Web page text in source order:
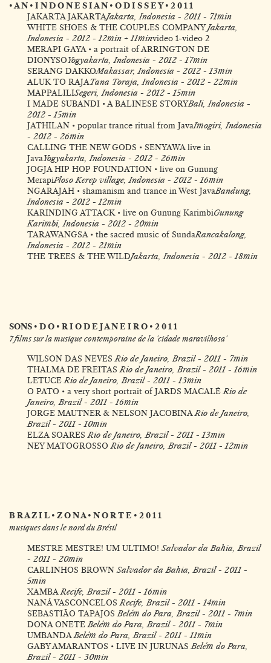
• A N • I N D O N E S I A N • O D I S S E Y • 2 0 1 1
JAKARTA JAKARTAJakarta, Indonesia - 2011 - 71min
WHITE SHOES & THE COUPLES COMPANYJakarta,
Indonesia - 2012 - 12min + 11minvideo 1-video 2
MERAPI GAYA • a portrait of ARRINGTON DE
DIONYSOYogyakarta, Indonesia - 2012 - 17min
SERANG DAKKOMakassar, Indonesia - 2012 - 13min
ALUK TO RAJATana Toraja, Indonesia - 2012 - 22min
MAPPALILISegeri, Indonesia - 2012 - 15min
I MADE SUBANDI • A BALINESE STORYBali, Indonesia -
2012 - 15min
JATHILAN • popular trance ritual from JavaImogiri, Indonesia
- 2012 - 26min
CALLING THE NEW GODS • SENYAWA live in
JavaYogyakarta, Indonesia - 2012 - 26min
JOGJA HIP HOP FOUNDATION • live on Gunung
MerapiPloso Kerep village, Indonesia - 2012 - 16min
NGARAJAH • shamanism and trance in West JavaBandung,
Indonesia - 2012 - 12min
KARINDING ATTACK • live on Gunung KarimbiGunung
Karimbi, Indonesia - 2012 - 20min
TARAWANGSA • the sacred music of SundaRancakalong,
Indonesia - 2012 - 21min
THE TREES & THE WILDJakarta, Indonesia - 2012 - 18min
SONS • D O • R I O D E J A N E I R O • 2 0 1 1
7 films sur la musique contemporaine de la 'cidade maravilhosa'
WILSON DAS NEVES Rio de Janeiro, Brazil - 2011 - 7min
THALMA DE FREITAS Rio de Janeiro, Brazil - 2011 - 16min
LETUCE Rio de Janeiro, Brazil - 2011 - 13min
O PATO • a very short portrait of JARDS MACALÉ Rio de
Janeiro, Brazil - 2011 - 16min
JORGE MAUTNER & NELSON JACOBINA Rio de Janeiro,
Brazil - 2011 - 10min
ELZA SOARES Rio de Janeiro, Brazil - 2011 - 13min
NEY MATOGROSSO Rio de Janeiro, Brazil - 2011 - 12min
B R A Z I L • Z O N A • N O R T E • 2 0 1 1
musiques dans le nord du Brésil
MESTRE MESTRE! UM ULTIMO! Salvador da Bahia, Brazil
- 2011 - 20min
CARLINHOS BROWN Salvador da Bahia, Brazil - 2011 -
5min
XAMBA Recife, Brazil - 2011 - 16min
NANÁ VASCONCELOS Recife, Brazil - 2011 - 14min
SEBASTIÃO TAPAJOS Belém do Para, Brazil - 2011 - 7min
DONA ONETE Belém do Para, Brazil - 2011 - 7min
UMBANDA Belém do Para, Brazil - 2011 - 11min
GABY AMARANTOS • LIVE IN JURUNAS Belém do Para,
Brazil - 2011 - 30min